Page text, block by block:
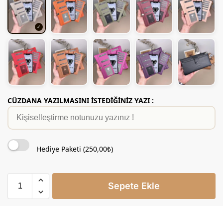
CÜZDANA YAZILMASINI İSTEDİĞİNİZ YAZI :
Hediye Paketi (250,00₺)
Sepete Ekle